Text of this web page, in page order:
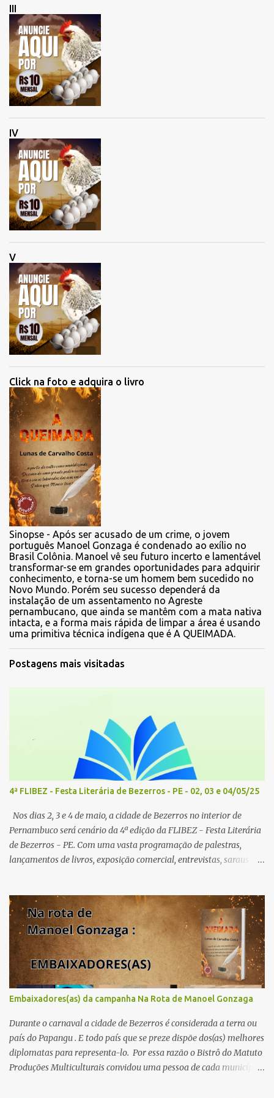
III
IV
V
Click na foto e adquira o livro
Sinopse - Após ser acusado de um crime, o jovem
português Manoel Gonzaga é condenado ao exílio no
Brasil Colônia. Manoel vê seu futuro incerto e lamentável
transformar-se em grandes oportunidades para adquirir
conhecimento, e torna-se um homem bem sucedido no
Novo Mundo. Porém seu sucesso dependerá da
instalação de um assentamento no Agreste
pernambucano, que ainda se mantêm com a mata nativa
intacta, e a forma mais rápida de limpar a área é usando
uma primitiva técnica indígena que é A QUEIMADA.
Postagens mais visitadas
4ª FLIBEZ - Festa Literária de Bezerros - PE - 02, 03 e 04/05/25
Nos dias 2, 3 e 4 de maio, a cidade de Bezerros no interior de
Pernambuco será cenário da 4ª edição da FLIBEZ - Festa Literária
de Bezerros - PE. Com uma vasta programação de palestras,
lançamentos de livros, exposição comercial, entrevistas, saraus
Pedro PAINÉIS LITERÁRIOS: 1º painel- 02/05/25 - 9h: Tema: Em
Tudo Há Poesia - Mediador: Severino Pedro e convidados -
Acesse aqui para se inscrever 2º painel- 02/05/25 - 10h30: Tema:
Saúde Mental e Poesia - Mediador: Pierre Pessôa Convidados:
Cristina Silva e Diogo Pessôa - Acesse aqui para se inscrever 3º
painel- 02/05/25 - 14h30: Tema: A poesia que Encanta e Conta
Histórias - Mediador: Janilson Sales Convidados: Ediana Torres e
Biu Lourenço - Acesse aqui para se increver 4º painel- 02/05/25 -
16h: Tema: Dizeres Poéticos - Mediador: Pedro...
Embaixadores(as) da campanha Na Rota de Manoel Gonzaga
Durante o carnaval a cidade de Bezerros é considerada a terra ou
país do Papangu . E todo país que se preze dispõe dos(as) melhores
diplomatas para representa-lo. Por essa razão o Bistrô do Matuto
Produções Multiculturais convidou uma pessoa de cada município